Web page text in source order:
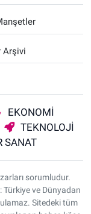
Arşivi
EKONOMİ
TEKNOLOJİ
SANAT
sorumludur.
Türkiye ve Dünyadan
Sitedeki tüm